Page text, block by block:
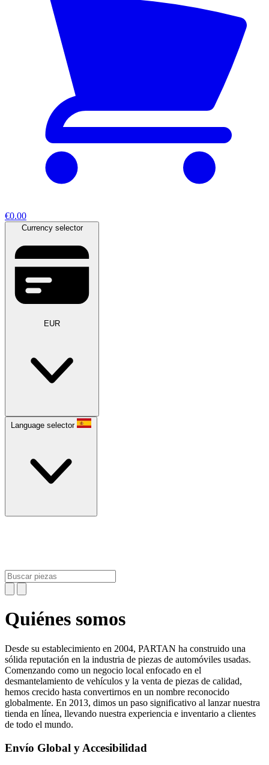
€0.00
Currency selector
EUR
Language selector
Quiénes somos
Desde su establecimiento en 2004, PARTAN ha construido una
sólida reputación en la industria de piezas de automóviles usadas.
Comenzando como un negocio local enfocado en el
desmantelamiento de vehículos y la venta de piezas de calidad,
hemos crecido hasta convertirnos en un nombre reconocido
globalmente. En 2013, dimos un paso significativo al lanzar nuestra
tienda en línea, llevando nuestra experiencia e inventario a clientes
de todo el mundo.
Envío Global y Accesibilidad